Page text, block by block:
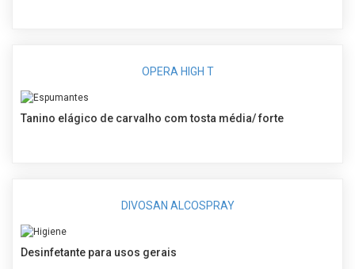
OPERA HIGH T
Tanino elágico de carvalho com tosta média/ forte
DIVOSAN ALCOSPRAY
Desinfetante para usos gerais